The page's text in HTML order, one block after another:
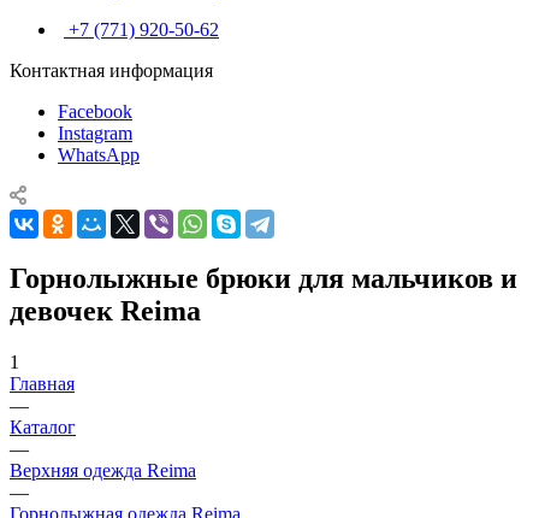
+7 (771) 920-50-62
Контактная информация
Facebook
Instagram
WhatsApp
Горнолыжные брюки для мальчиков и
девочек Reima
1
Главная
—
Каталог
—
Верхняя одежда Reima
—
Горнолыжная одежда Reima